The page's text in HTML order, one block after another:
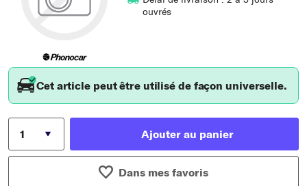
ouvrés
Cet article peut être utilisé de façon universelle.
Ajouter au panier
Dans mes favoris